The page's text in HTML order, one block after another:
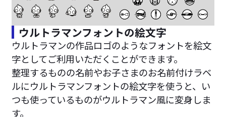
ウルトラマンフォントの絵文字
ウルトラマンの作品ロゴのようなフォントを絵文
字としてご利用いただくことができます。
整理するものの名前やお子さまのお名前付けラベ
ルにウルトラマンフォントの絵文字を使うと、い
つも使っているものがウルトラマン風に変身しま
す。